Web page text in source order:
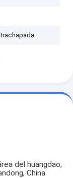
del huangdao,
China